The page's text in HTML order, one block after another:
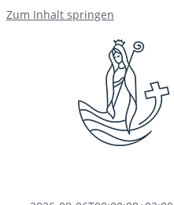
Zum Inhalt springen